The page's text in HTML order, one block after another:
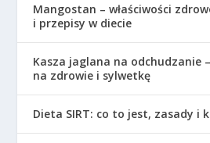
Mangostan – właściwości
i przepisy w diecie
Kasza jaglana na odchudzanie
na zdrowie i sylwetkę
Dieta SIRT: co to jest, zasady i